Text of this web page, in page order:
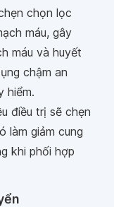
chọn lọc
máu, gây
máu và huyết
chậm an
hiểm.
điều trị sẽ chẹn
làm giảm cung
khi phối hợp